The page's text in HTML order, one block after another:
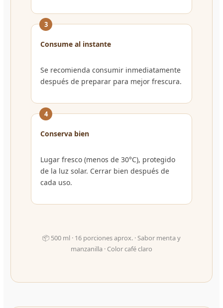
3
Consume al instante
Se recomienda consumir inmediatamente
después de preparar para mejor frescura.
4
Conserva bien
Lugar fresco (menos de 30°C), protegido
de la luz solar. Cerrar bien después de
cada uso.
📦 500 ml · 16 porciones aprox. · Sabor menta y
manzanilla · Color café claro